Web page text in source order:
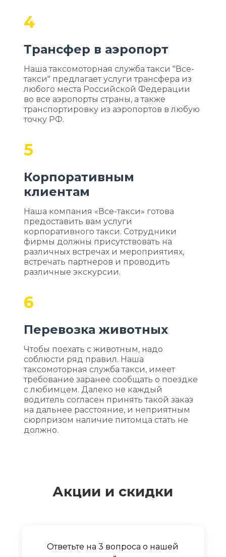
4
Трансфер в аэропорт
Наша таксомоторная служба такси "Все-
такси" предлагает услуги трансфера из
любого места Российской Федерации
во все аэропорты страны, а также
транспортировку из аэропортов в любую
точку РФ.
5
Корпоративным
клиентам
Наша компания «Все-такси» готова
предоставить вам услуги
корпоративного такси. Сотрудники
фирмы должны присутствовать на
различных встречах и мероприятиях,
встречать партнеров и проводить
различные экскурсии.
6
Перевозка животных
Чтобы поехать с животным, надо
соблюсти ряд правил. Наша
таксомоторная служба такси, имеет
требование заранее сообщать о поездке
с любимцем. Далеко не каждый
водитель согласен принять такой заказ
на дальнее расстояние, и неприятным
сюрпризом наличие питомца стать не
должно.
Акции и скидки
Ответьте на 3 вопроса о нашей